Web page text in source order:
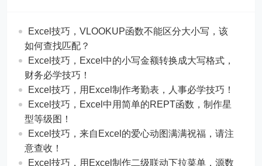
Excel技巧，​​VLOOKUP函数不能区分大小写，该
如何查找匹配？
​​Excel技巧，Excel中的小写金额转换成大写格式，
财务必学技巧！
​​Excel技巧，用Excel制作考勤表，人事必学技巧！
Excel技巧，​​Excel中用简单的REPT函数，制作星
型等级图！
Excel技巧，来自Excel的爱心动图满满祝福，请注
意查收！
Excel技巧，用Excel制作二级联动下拉菜单，源数